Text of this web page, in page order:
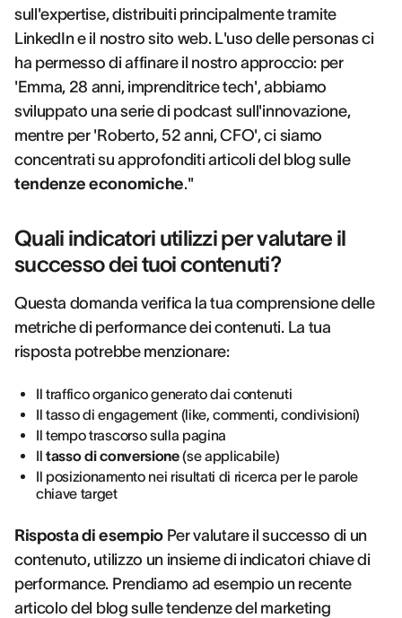
sull'expertise, distribuiti principalmente tramite
LinkedIn e il nostro sito web. L'uso delle personas ci
ha permesso di affinare il nostro approccio: per
'Emma, 28 anni, imprenditrice tech', abbiamo
sviluppato una serie di podcast sull'innovazione,
mentre per 'Roberto, 52 anni, CFO', ci siamo
concentrati su approfonditi articoli del blog sulle
tendenze economiche."
Quali indicatori utilizzi per valutare il
successo dei tuoi contenuti?
Questa domanda verifica la tua comprensione delle
metriche di performance dei contenuti. La tua
risposta potrebbe menzionare:
Il traffico organico generato dai contenuti
Il tasso di engagement (like, commenti, condivisioni)
Il tempo trascorso sulla pagina
Iltasso di conversione(se applicabile)
Il posizionamento nei risultati di ricerca per le parole
chiave target
Risposta di esempio Per valutare il successo di un
contenuto, utilizzo un insieme di indicatori chiave di
performance. Prendiamo ad esempio un recente
articolo del blog sulle tendenze del marketing